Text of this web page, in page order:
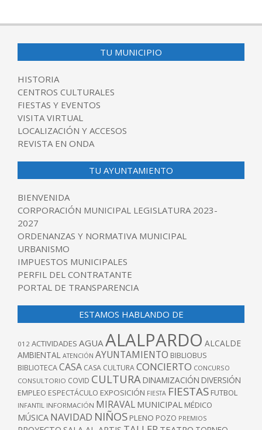
TU MUNICIPIO
HISTORIA
CENTROS CULTURALES
FIESTAS Y EVENTOS
VISITA VIRTUAL
LOCALIZACIÓN Y ACCESOS
REVISTA EN ONDA
TU AYUNTAMIENTO
BIENVENIDA
CORPORACIÓN MUNICIPAL LEGISLATURA 2023-
2027
ORDENANZAS Y NORMATIVA MUNICIPAL
URBANISMO
IMPUESTOS MUNICIPALES
PERFIL DEL CONTRATANTE
PORTAL DE TRANSPARENCIA
ESTAMOS HABLANDO DE
012 ACTIVIDADES AGUAALALPARDO ALCALDE
AMBIENTAL ATENCIÓN AYUNTAMIENTO BIBLIOBUS
BIBLIOTECACASA CASA CULTURACONCIERTO CONCURSO
CONSULTORIO COVID CULTURA DINAMIZACIÓN DIVERSIÓN
EMPLEO ESPECTÁCULO EXPOSICIÓN FIESTA FIESTAS FUTBOL
INFANTIL INFORMACIÓN MIRAVAL MUNICIPAL MÉDICO
MÚSICA NAVIDAD NIÑOS PLENO POZO PREMIOS